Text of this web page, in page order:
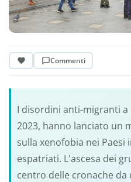
Commenti
I disordini anti-migranti
2023, hanno lanciato un
sulla xenofobia nei Paesi
espatriati. L'ascesa dei
centro delle cronache da